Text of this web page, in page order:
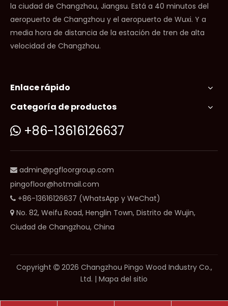
la ciudad de Changzhou, Jiangsu. Está a 40 minutos del
aeropuerto de Changzhou y el aeropuerto de Wuxi. Y a
media hora de distancia de la estación de tren de alta
velocidad de Changzhou.
Enlace rápido
Categoría de productos
 +86-13616126637
 admin@pgfloorgroup.com
pingofloor@hotmail.com
 +86-13616126637 (WhatsApp y WeChat)
 No. 82, Weifu Road, Henglin Town, Distrito de Wujin,
Ciudad de Changzhou, China
Copyright  2026 Changzhou Pingo Wood Industry Co.,
Ltd. | Mapa del sitio